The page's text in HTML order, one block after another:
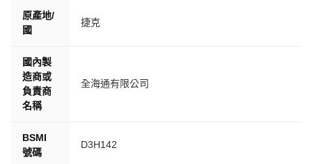
原產地/
國
捷克
國內製
造商或
負責商
名稱
全海通有限公司
BSMI
號碼
D3H142